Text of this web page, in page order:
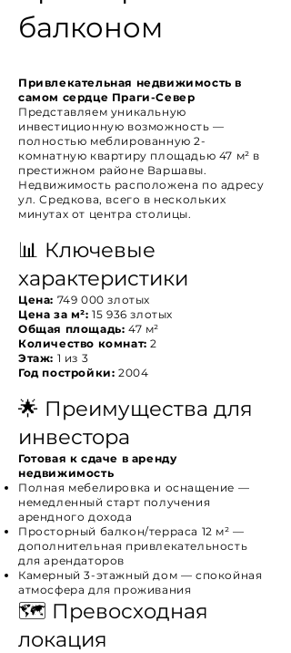
балконом
Привлекательная недвижимость в
самом сердце Праги-Север
Представляем уникальную
инвестиционную возможность —
полностью меблированную 2-
комнатную квартиру площадью 47 м² в
престижном районе Варшавы.
Недвижимость расположена по адресу
ул. Средкова, всего в нескольких
минутах от центра столицы.
📊 Ключевые
характеристики
Цена: 749 000 злотых
Цена за м²: 15 936 злотых
Общая площадь: 47 м²
Количество комнат: 2
Этаж: 1 из 3
Год постройки: 2004
🌟 Преимущества для
инвестора
Готовая к сдаче в аренду
недвижимость
Полная мебелировка и оснащение —
немедленный старт получения
арендного дохода
Просторный балкон/терраса 12 м² —
дополнительная привлекательность
для арендаторов
Камерный 3-этажный дом — спокойная
атмосфера для проживания
🗺️ Превосходная
локация